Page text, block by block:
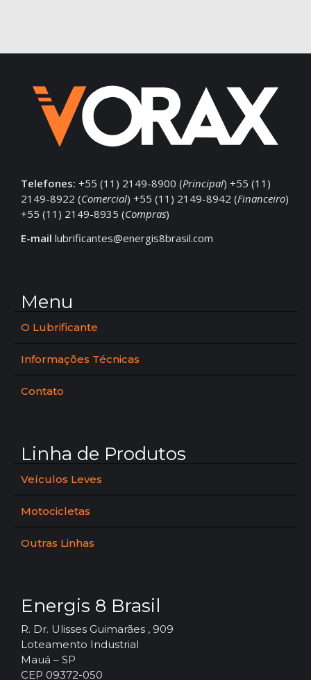
Telefones: +55 (11) 2149-8900 (Principal) +55 (11)
2149-8922 (Comercial) +55 (11) 2149-8942 (Financeiro)
+55 (11) 2149-8935 (Compras)
E-mail lubrificantes@energis8brasil.com
Menu
O Lubrificante
Informações Técnicas
Contato
Linha de Produtos
Veículos Leves
Motocicletas
Outras Linhas
Energis 8 Brasil
R. Dr. Ulisses Guimarães , 909
Loteamento Industrial
Mauá – SP
CEP 09372-050